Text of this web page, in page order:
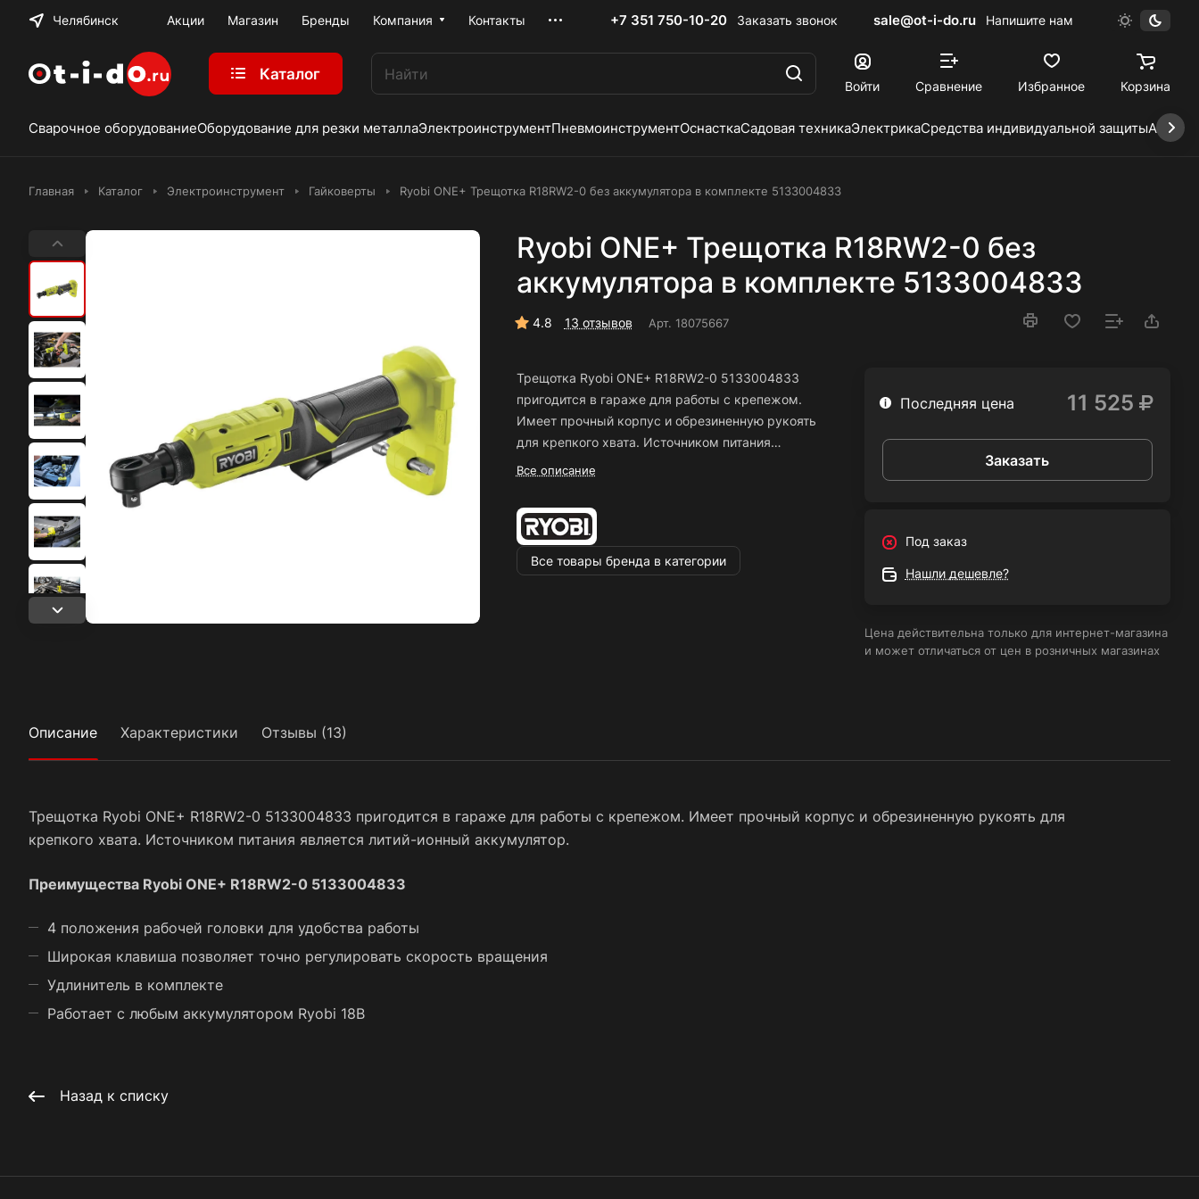
Челябинск Акции Магазин Бренды Компания Контакты +7 351 750-10-20 Заказать звонок sale@ot-i-do.ru Напишите нам
Каталог
Войти Сравнение Избранное Корзина
Сварочное оборудованиеОборудование для резки металлаЭлектроинструментПневмоинструментОснасткаСадовая техникаЭлектрикаСредства индивидуальной защиты
Главная Каталог Электроинструмент Гайковерты Ryobi ONE+ Трещотка R18RW2-0 без аккумулятора в комплекте 5133004833
Ryobi ONE+ Трещотка R18RW2-0 без
аккумулятора в комплекте 5133004833
4.8 13 отзывов Арт. 18075667
Трещотка Ryobi ONE+ R18RW2-0 5133004833
пригодится в гараже для работы с крепежом.
Имеет прочный корпус и обрезиненную рукоять
для крепкого хвата. Источником питания
является литий-ионный аккумулятор.
5133004833
Широкая клавиша позволяет точно
регулировать скорость вращения
Удлинитель в комплекте
Все описание
Все товары бренда в категории
Последняя цена 11 525
Заказать
Под заказ
Нашли дешевле?
Цена действительна только для интернет-магазина
и может отличаться от цен в розничных магазинах
Описание Характеристики Отзывы (13)
Трещотка Ryobi ONE+ R18RW2-0 5133004833 пригодится в гараже для работы с крепежом. Имеет прочный корпус и обрезиненную рукоять для
крепкого хвата. Источником питания является литий-ионный аккумулятор.
Преимущества Ryobi ONE+ R18RW2-0 5133004833
4 положения рабочей головки для удобства работы
Широкая клавиша позволяет точно регулировать скорость вращения
Удлинитель в комплекте
Работает с любым аккумулятором Ryobi 18В
Назад к списку